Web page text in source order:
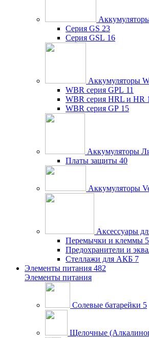
Серия GS 23
Серия GSL 16
Аккумуляторы
WBR серия GPL 11
WBR серия HRL и HR
WBR серия GP 15
Аккумуляторы
Платы защиты 40
Аккумуляторы
Аксессуары
Перемычки и клеммы
Предохранители и
Стеллажи для АКБ 7
Элементы питания 482
Элементы питания
Солевые батарейки 5
Щелочные